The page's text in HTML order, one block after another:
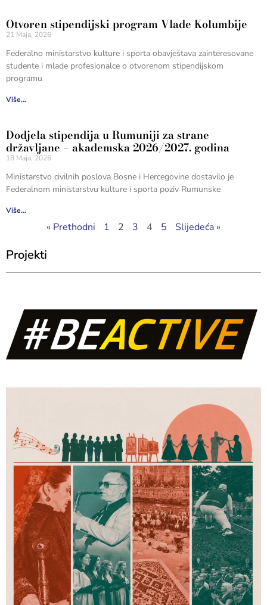
Otvoren stipendijski program Vlade Kolumbije
21 Maja, 2026
Federalno ministarstvo kulture i sporta obavještava zainteresovane
studente i mlade profesionalce o otvorenom stipendijskom
programu
Više...
Dodjela stipendija u Rumuniji za strane
državljane – akademska 2026/2027. godina
18 Maja, 2026
Ministarstvo civilnih poslova Bosne i Hercegovine dostavilo je
Federalnom ministarstvu kulture i sporta poziv Rumunske
Više...
« Prethodni 1 2 3 4 5 Slijedeća »
Projekti